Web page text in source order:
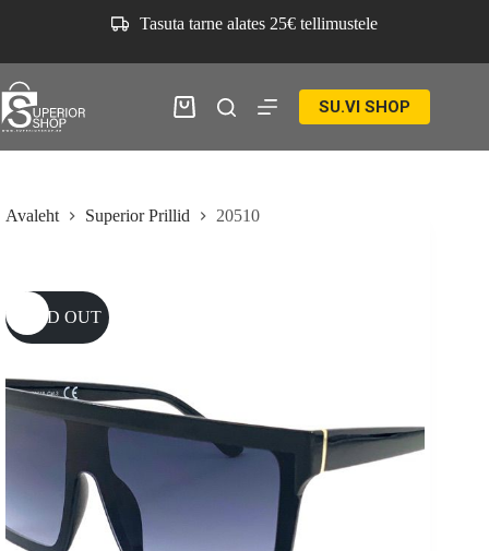
Tasuta tarne alates 25€ tellimustele
Ostukorv SU.VI SHOP
Avaleht Superior Prillid 20510
SOLD OUT